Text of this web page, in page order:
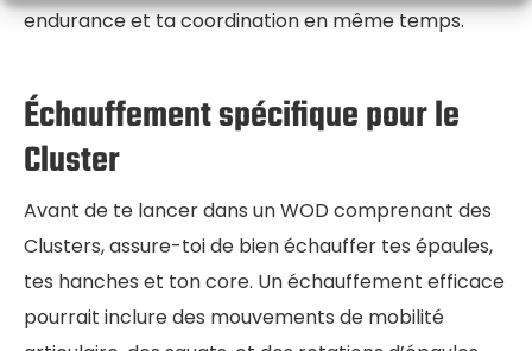
endurance et ta coordination en même temps.
Échauffement spécifique pour le
Cluster
Avant de te lancer dans un WOD comprenant des
Clusters, assure-toi de bien échauffer tes épaules,
tes hanches et ton core. Un échauffement efficace
pourrait inclure des mouvements de mobilité